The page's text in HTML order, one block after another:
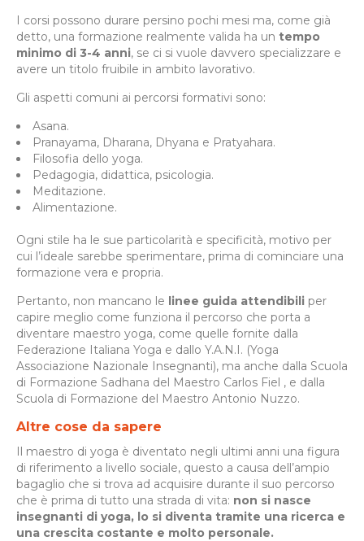
I corsi possono durare persino pochi mesi ma, come già
detto, una formazione realmente valida ha un tempo
minimo di 3-4 anni, se ci si vuole davvero specializzare e
avere un titolo fruibile in ambito lavorativo.
Gli aspetti comuni ai percorsi formativi sono:
Asana.
Pranayama, Dharana, Dhyana e Pratyahara.
Filosofia dello yoga.
Pedagogia, didattica, psicologia.
Meditazione.
Alimentazione.
Ogni stile ha le sue particolarità e specificità, motivo per
cui l’ideale sarebbe sperimentare, prima di cominciare una
formazione vera e propria.
Pertanto, non mancano le linee guida attendibili per
capire meglio come funziona il percorso che porta a
diventare maestro yoga, come quelle fornite dalla
Federazione Italiana Yoga e dallo Y.A.N.I. (Yoga
Associazione Nazionale Insegnanti), ma anche dalla Scuola
di Formazione Sadhana del Maestro Carlos Fiel , e dalla
Scuola di Formazione del Maestro Antonio Nuzzo.
Altre cose da sapere
Il maestro di yoga è diventato negli ultimi anni una figura
di riferimento a livello sociale, questo a causa dell’ampio
bagaglio che si trova ad acquisire durante il suo percorso
che è prima di tutto una strada di vita: non si nasce
insegnanti di yoga, lo si diventa tramite una ricerca e
una crescita costante e molto personale.